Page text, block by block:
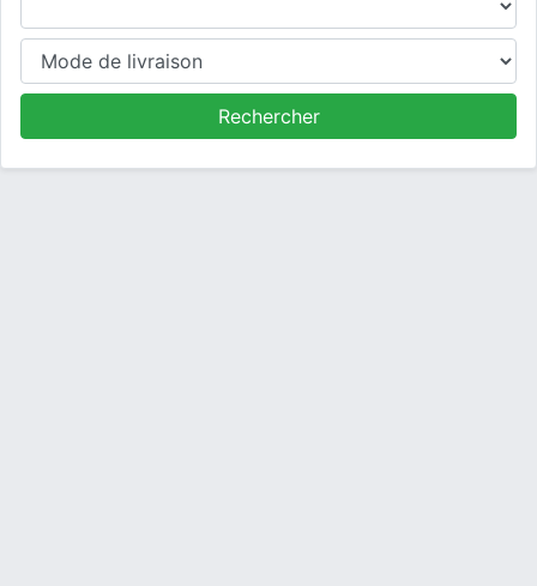
Où cherchez-vous un producteur ?
Type de produits
Produits
Mode de livraison
Rechercher